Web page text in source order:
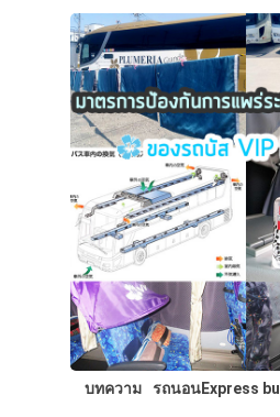
บทความ รถนอนExpress